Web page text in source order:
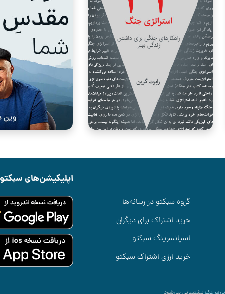
گروه سبکتو در رسانه‌ها
خرید اشتراک برای دیگران
اسپانسرینگ سبکتو
خرید ارزی اشتراک سبکتو
اپلیکیشن‌های سبکتو